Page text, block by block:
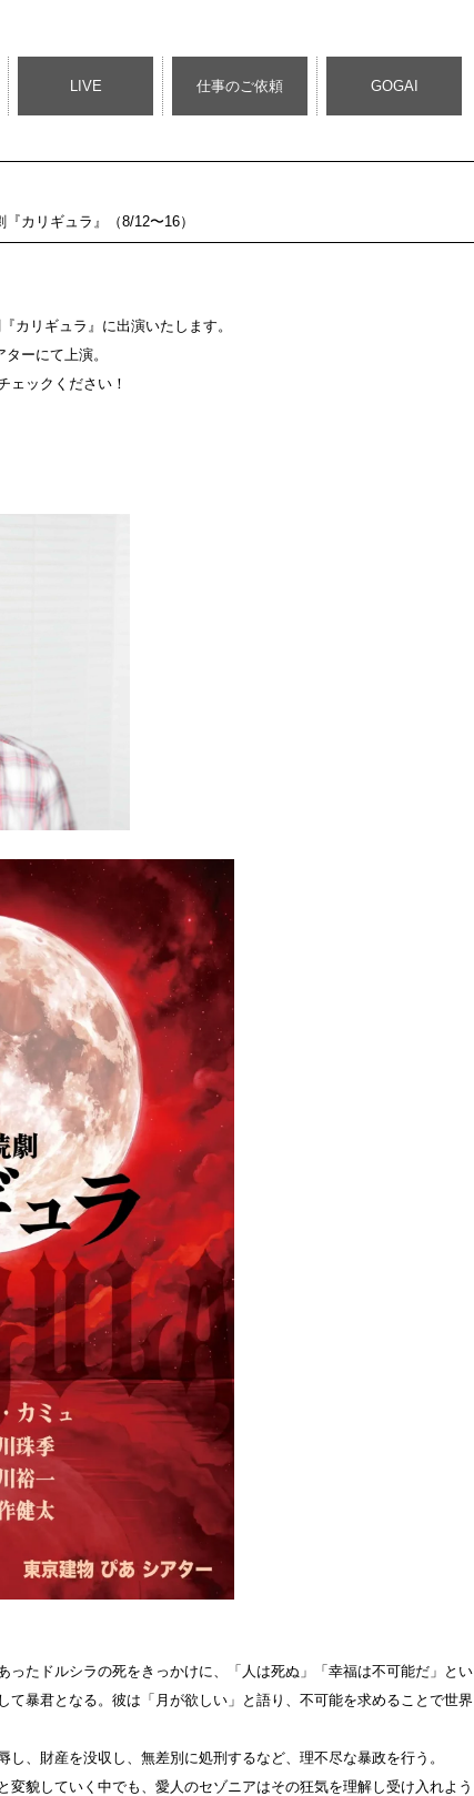
LIVE 仕事のご依頼 GOGAI
カリギュラ』（8/12〜16）
カリギュラ』に出演いたします。
ーにて上演。
ェックください！
ったドルシラの死をきっかけに、「人は死ぬ」「幸福は不可能だ」とい
て暴君となる。彼は「月が欲しい」と語り、不可能を求めることで世界
、財産を没収し、無差別に処刑するなど、理不尽な暴政を行う。
変貌していく中でも、愛人のセゾニアはその狂気を理解し受け入れよう